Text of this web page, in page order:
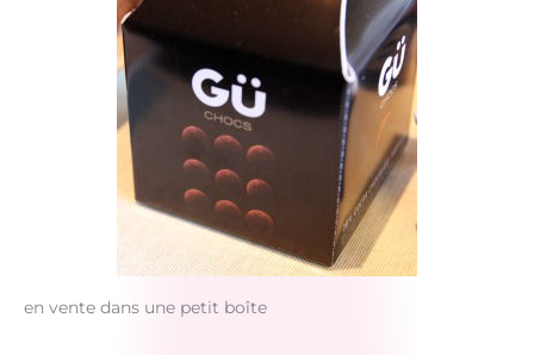
en vente dans une petit boîte